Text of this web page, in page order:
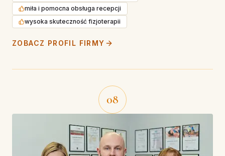
miła i pomocna obsługa recepcji
wysoka skuteczność fizjoterapii
ZOBACZ PROFIL FIRMY
08